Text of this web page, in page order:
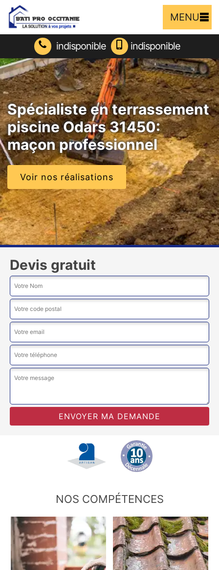
MENU
indisponible indisponible
Spécialiste en terrassement
piscine Odars 31450:
maçon professionnel
Voir nos réalisations
Devis gratuit
NOS COMPÉTENCES